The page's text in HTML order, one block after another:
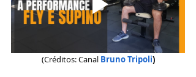
(Créditos: Canal Bruno Tripoli)